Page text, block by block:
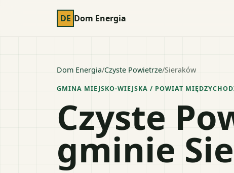
DE Dom Energia
Dom Energia/Czyste Powietrze/Sieraków
GMINA MIEJSKO-WIEJSKA / POWIAT
Czyste
gminie